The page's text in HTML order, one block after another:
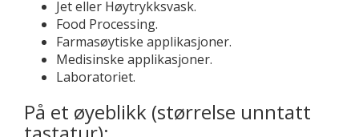
Jet eller Høytrykksvask.
Food Processing.
Farmasøytiske applikasjoner.
Medisinske applikasjoner.
Laboratoriet.
På et øyeblikk (størrelse unntatt